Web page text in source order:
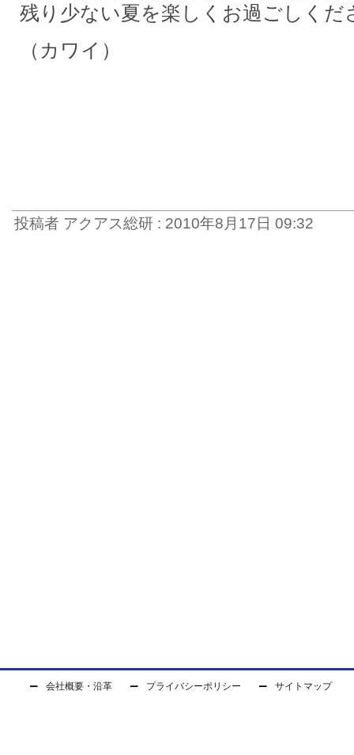
残り少ない夏を楽しくお過ごしくだ
（カワイ）
投稿者 アクアス総研 : 2010年8月17日 09:32
会社概要・沿革 プライバシーポリシー サイトマップ